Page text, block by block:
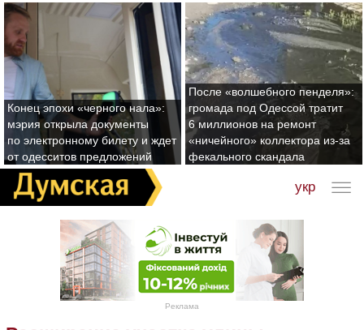
Конец эпохи «черного нала»:
мэрия открыла документы
по электронному билету и ждет
от одесситов предложений
После «волшебного пенделя»:
громада под Одессой тратит
6 миллионов на ремонт
«ничейного» коллектора из-за
фекального скандала
укр
Реклама